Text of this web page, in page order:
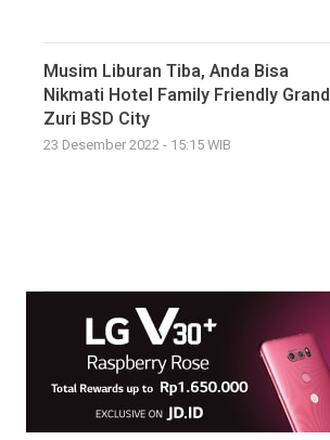
Musim Liburan Tiba, Anda Bisa
Nikmati Hotel Family Friendly Grand
Zuri BSD City
23 Desember 2022 - 15:15 WIB